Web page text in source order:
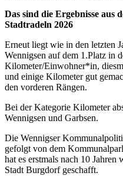
Das sind die Ergebnisse aus
Stadtradeln 2026
Erneut liegt wie in den letzten
Wennigsen auf dem 1.Platz in
Kilometer/Einwohner*in,
und einige Kilometer gut
den vorderen Rängen.
Bei der Kategorie Kilometer
Wennigsen und Garbsen.
Die Wennigser
gefolgt von dem
hat es erstmals nach 10
Stadt Burgdorf geschafft.